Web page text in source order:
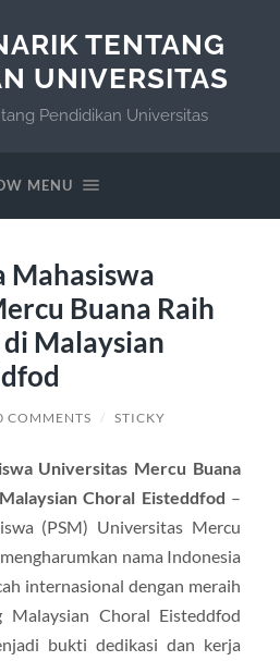
TENTANG
UNIVERSITAS
Pendidikan Universitas
MENU
Mahasiswa
Buana Raih
Malaysian
COMMENTS / STICKY
Universitas Mercu Buana
Choral Eisteddfod –
(PSM) Universitas Mercu
nama Indonesia
internasional dengan meraih
Malaysian Choral Eisteddfod
bukti dedikasi dan kerja